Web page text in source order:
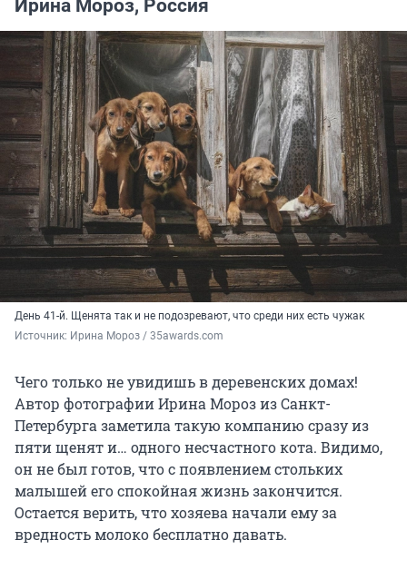
Ирина Мороз, Россия
День 41-й. Щенята так и не подозревают, что среди них есть чужак
Источник: Ирина Мороз / 35awards.com
Чего только не увидишь в деревенских домах!
Автор фотографии Ирина Мороз из Санкт-
Петербурга заметила такую компанию сразу из
пяти щенят и… одного несчастного кота. Видимо,
он не был готов, что с появлением стольких
малышей его спокойная жизнь закончится.
Остается верить, что хозяева начали ему за
вредность молоко бесплатно давать.